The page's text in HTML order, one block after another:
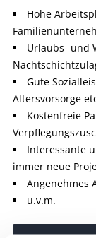
Hohe
Urlaubs- und
Gute
Altersvorsorge
Kostenfreie
Interessante
immer neue
Angenehmes
u.v.m.